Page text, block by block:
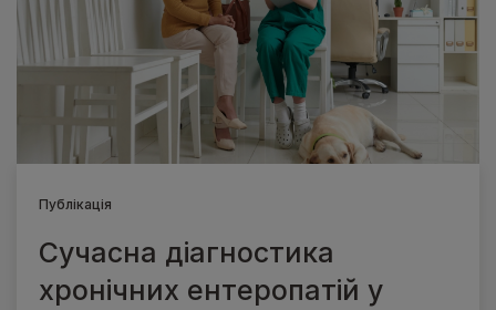
Публікація
Сучасна діагностика
хронічних ентеропатій у